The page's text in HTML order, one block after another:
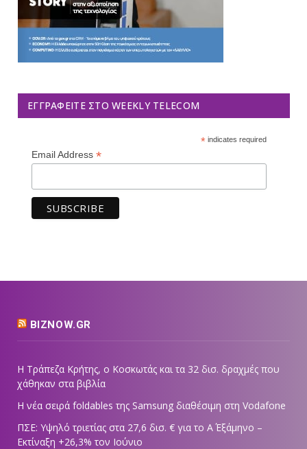
ΕΓΓΡΑΦΕΊΤΕ ΣΤΟ WEEKLY TELECOM
*indicates required
Email Address *
BIZNOW.GR
Η Τράπεζα Κρήτης, ο Κοσκωτάς και τα 32 δισ. δραχμές που
χάθηκαν στα βιβλία
Η νέα σειρά foldables της Samsung διαθέσιμη στη Vodafone
ΠΣΕ: Υψηλό τριετίας στα 27,6 δισ. € για το Α΄ Εξάμηνο –
Εκτίναξη +26,3% τον Ιούνιο